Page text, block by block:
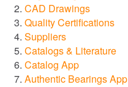
CAD Drawings
Quality Certifications
Suppliers
Catalogs & Literature
Catalog App
Authentic Bearings App